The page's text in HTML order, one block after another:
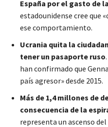
España por el gasto de
estadounidense cree que
ese comportamiento.
Ucrania quita la
tener un pasaporte ruso
han confirmado que
país agresor» desde 2015.
Más de 1,4 millones de
consecuencia de la
representa un ascenso